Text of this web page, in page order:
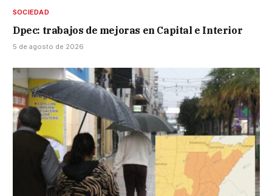
SOCIEDAD
Dpec: trabajos de mejoras en Capital e Interior
5 de agosto de 2026